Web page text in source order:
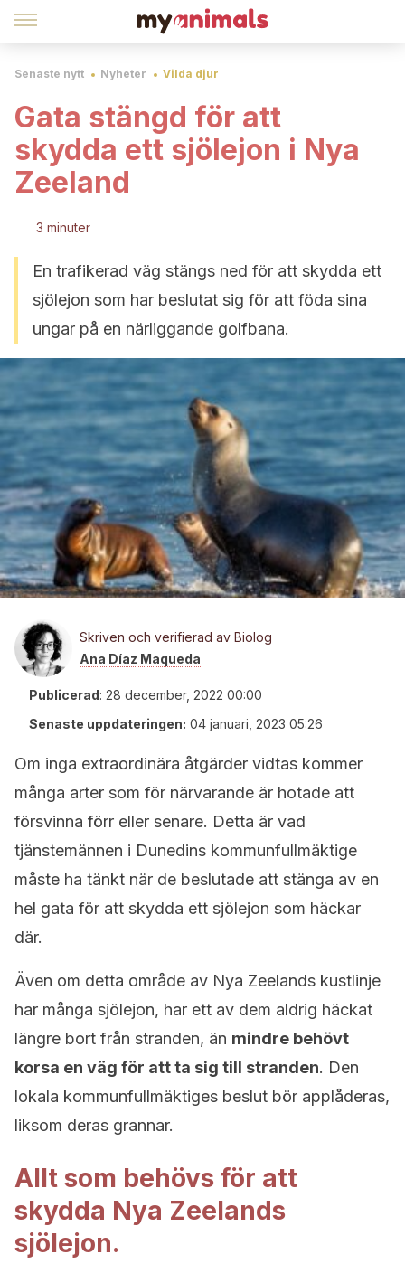
Senaste nytt Nyheter Vilda djur
Gata stängd för att
skydda ett sjölejon i Nya
Zeeland
3 minuter
En trafikerad väg stängs ned för att skydda ett
sjölejon som har beslutat sig för att föda sina
ungar på en närliggande golfbana.
Skriven och verifierad av Biolog
Ana Díaz Maqueda
Publicerad: 28 december, 2022 00:00
Senaste uppdateringen: 04 januari, 2023 05:26
Om inga extraordinära åtgärder vidtas kommer
många arter som för närvarande är hotade att
försvinna förr eller senare. Detta är vad
tjänstemännen i Dunedins kommunfullmäktige
måste ha tänkt när de beslutade att stänga av en
hel gata för att skydda ett sjölejon som häckar
där.
Även om detta område av Nya Zeelands kustlinje
har många sjölejon, har ett av dem aldrig häckat
längre bort från stranden, än mindre behövt
korsa en väg för att ta sig till stranden. Den
lokala kommunfullmäktiges beslut bör applåderas,
liksom deras grannar.
Allt som behövs för att
skydda Nya Zeelands
sjölejon.